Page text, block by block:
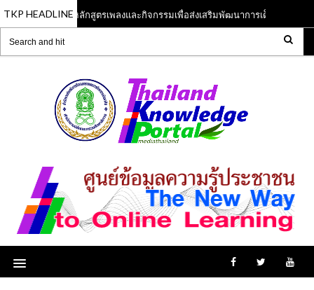
TKP HEADLINE
13 Jun 2023 หลักสูตรเพลงและกิจกรรมเพื่อส่งเสริมพัฒนาการเด็กปฐมวัย